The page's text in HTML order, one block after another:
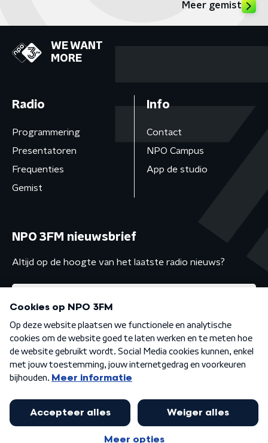
Meer gemist
WE WANT
MORE
Radio
Programmering
Presentatoren
Frequenties
Gemist
Info
Contact
NPO Campus
App de studio
NPO 3FM nieuwsbrief
Altijd op de hoogte van het laatste radio nieuws?
Algemene voorwaarden Privacybeleid